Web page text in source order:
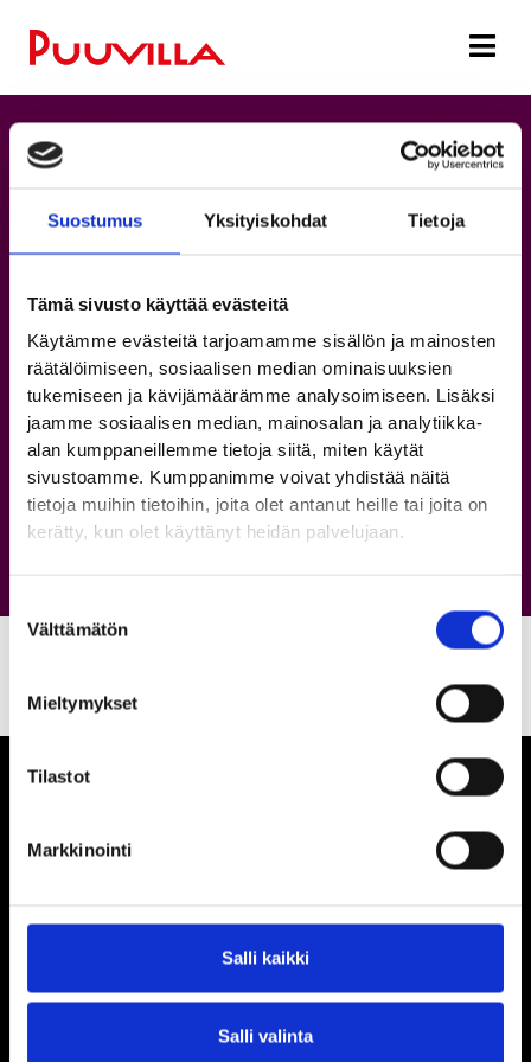
Suostumus Yksityiskohdat Tietoja
Tämä sivusto käyttää evästeitä
Käytämme evästeitä tarjoamamme sisällön ja mainosten
räätälöimiseen, sosiaalisen median ominaisuuksien
tukemiseen ja kävijämäärämme analysoimiseen. Lisäksi
jaamme sosiaalisen median, mainosalan ja analytiikka-
alan kumppaneillemme tietoja siitä, miten käytät
sivustoamme. Kumppanimme voivat yhdistää näitä
tietoja muihin tietoihin, joita olet antanut heille tai joita on
kerätty, kun olet käyttänyt heidän palvelujaan.
valinta
Välttämätön
Mieltymykset
Tilastot
Markkinointi
Salli kaikki
Salli valinta
Puuvillan kartat
Siltapuistokatu 14